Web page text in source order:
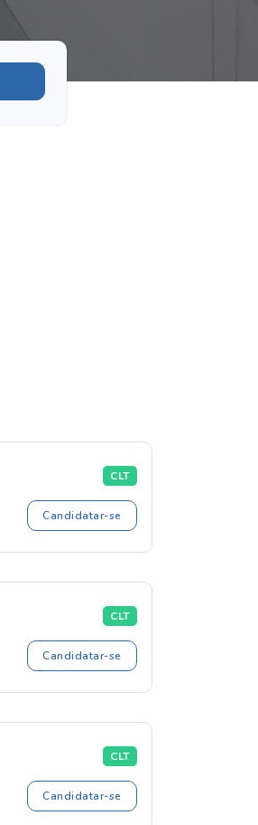
CLT
Candidatar-se
CLT
Candidatar-se
CLT
Candidatar-se